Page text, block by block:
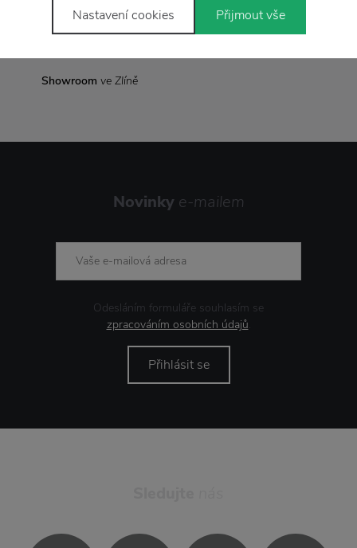
Vrácení zbožído 30 dnů
Showroom ve Zlíně
Novinky e-mailem
Odesláním formuláře souhlasím se
zpracováním osobních údajů.
Přihlásit se
Nastavení cookies Přijmout vše